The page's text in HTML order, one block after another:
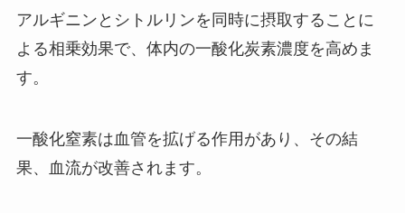
アルギニンとシトルリンを同時に摂取することに
よる相乗効果で、体内の一酸化炭素濃度を高めま
す。
一酸化窒素は血管を拡げる作用があり、その結
果、血流が改善されます。